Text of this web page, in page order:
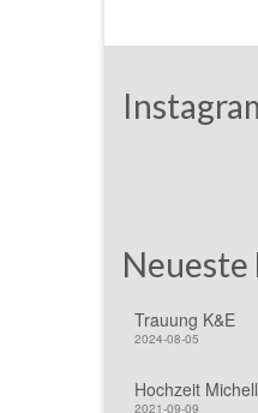
Trauung K&E
2024-08-05
Hochzeit
2021-09-09